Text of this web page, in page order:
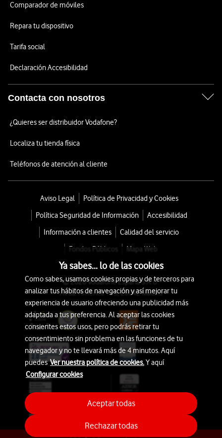
Comparador de móviles
Repara tu dispositivo
Tarifa social
Declaración Accesibilidad
Contacta con nosotros
¿Quieres ser distribuidor Vodafone?
Localiza tu tienda física
Teléfonos de atención al cliente
Aviso Legal
Política de Privacidad y Cookies
Política Seguridad de Información
Accesibilidad
Información a clientes
Calidad del servicio
Fondos Públicos
Mapa Web
© 2026 Vodafone España S.A.U.
Avda. América 115, 28042 Madrid
Ya sabes... lo de las cookies
Como sabes, usamos cookies propias y de terceros para
analizar tus hábitos de navegación y así mejorar tu
experiencia de usuario ofreciendo una publicidad más
adaptada a tus preferencia. Al aceptar las cookies
consientes estos usos, pero podrás retirar tu
consentimiento sin problema en las funciones de tu
navegador y no te llevará más de 4 minutos. Aquí
puedesVer nuestra política de cookies.Y aquí
Configurar cookies
Rechazar todas
Aceptar todas